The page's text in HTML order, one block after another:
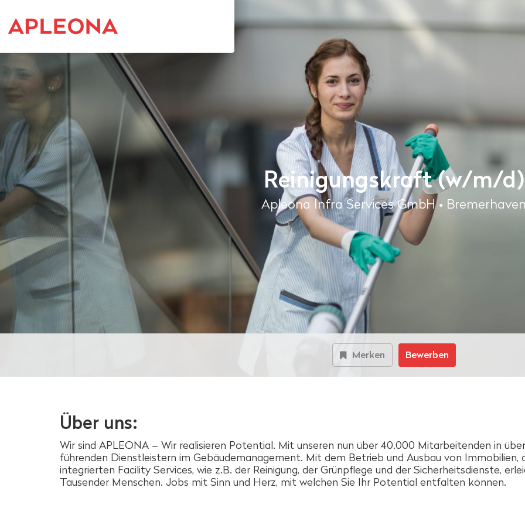
Reinigungskraft (w/m/d)
Apleona Infra Services GmbH •
Merken Bewerben
Über uns:
Wir sind APLEONA – Wir realisieren Potential. Mit unseren nun über 40.000 Mitarbeitenden in
führenden Dienstleistern im Gebäudemanagement. Mit dem Betrieb und Ausbau von Immobilien,
integrierten Facility Services, wie z.B. der Reinigung, der Grünpflege und der Sicherheitsdienste,
Tausender Menschen. Jobs mit Sinn und Herz, mit welchen Sie Ihr Potential entfalten können.